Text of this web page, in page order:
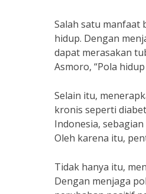
Salah satu manfaat
hidup. Dengan
dapat merasakan
Asmoro, “Pola
Selain itu,
kronis seperti
Indonesia,
Oleh karena itu,
Tidak hanya itu,
Dengan menjaga